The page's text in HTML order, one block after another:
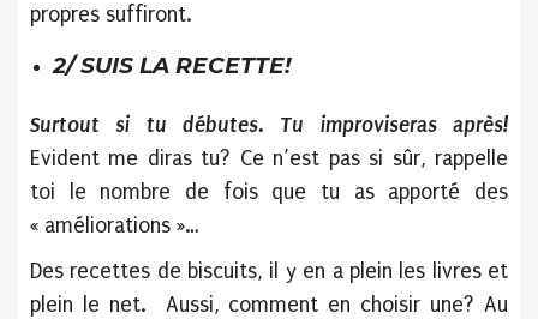
propres suffiront.
2/ SUIS LA RECETTE!
Surtout si tu débutes. Tu improviseras après!
Evident me diras tu? Ce n’est pas si sûr, rappelle
toi le nombre de fois que tu as apporté des
« améliorations »…
Des recettes de biscuits, il y en a plein les livres et
plein le net. Aussi, comment en choisir une? Au